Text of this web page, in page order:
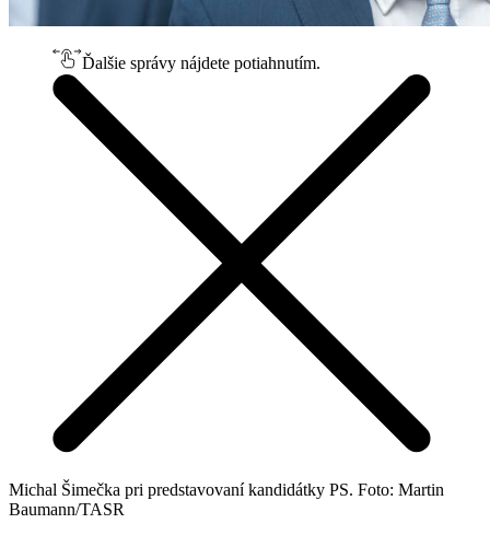
Ďalšie správy nájdete potiahnutím.
Michal Šimečka pri predstavovaní kandidátky PS. Foto: Martin
Baumann/TASR